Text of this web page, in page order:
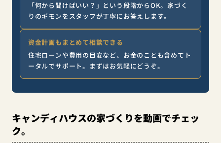
「何から聞けばいい？」という段階からOK。家づく
りのギモンをスタッフが丁寧にお答えします。
資金計画もまとめて相談できる
住宅ローンや費用の目安など、お金のことも含めてト
ータルでサポート。まずはお気軽にどうぞ。
キャンディハウスの家づくりを動画でチェッ
ク。